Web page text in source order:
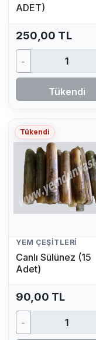
ADET)
250,00 TL
-
Tükendi
Tükendi
YEM ÇEŞITLERI
Canlı Sülünez (15
Adet)
90,00 TL
-